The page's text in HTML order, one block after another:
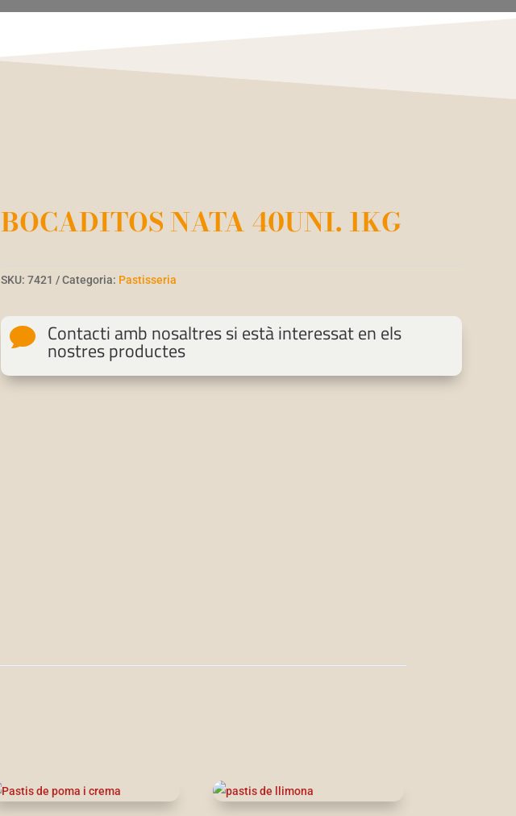
BOCADITOS NATA 40UNI. 1KG
SKU:7421 Categoria: Pastisseria
 Contacti amb nosaltres si està interessat en els
nostres productes